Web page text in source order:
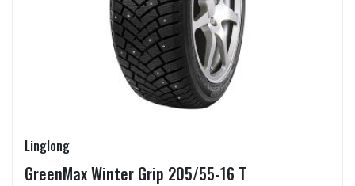
Linglong
GreenMax Winter Grip 205/55-16 T